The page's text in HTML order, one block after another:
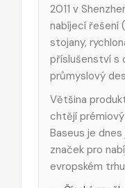
2011 v
nabíjecí řešení
stojany,
příslušenství s
průmyslový
Většina
chtějí
Baseus je
značek pro
evropském